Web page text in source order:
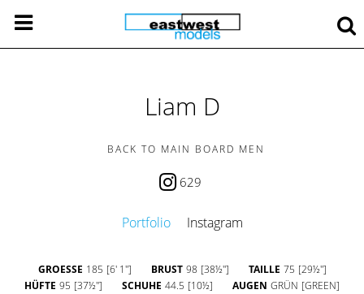
Liam D
BACK TO MAIN BOARD MEN
629
Portfolio Instagram
GROESSE 185 [6' 1''] BRUST 98 [38½''] TAILLE 75 [29½'']
HÜFTE 95 [37½''] SCHUHE 44.5 [10½] AUGEN GRÜN [GREEN]